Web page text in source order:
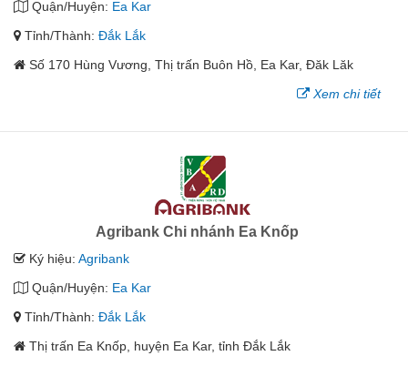
Quận/Huyện: Ea Kar
Tỉnh/Thành: Đắk Lắk
Số 170 Hùng Vương, Thị trấn Buôn Hồ, Ea Kar, Đăk Lăk
Xem chi tiết
Agribank Chi nhánh Ea Knốp
Ký hiệu: Agribank
Quận/Huyện: Ea Kar
Tỉnh/Thành: Đắk Lắk
Thị trấn Ea Knốp, huyện Ea Kar, tỉnh Đắk Lắk